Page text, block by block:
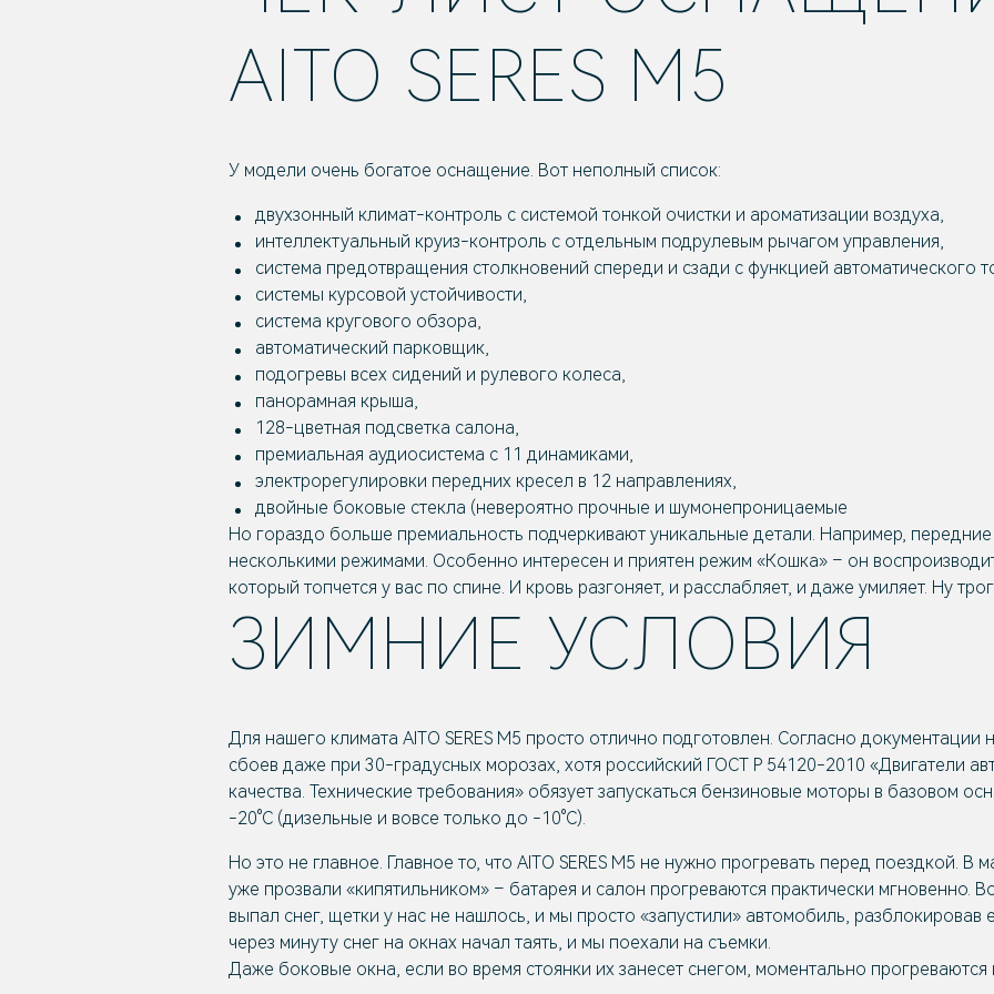
AITO SERES M5
У модели очень богатое оснащение. Вот неполный список:
двухзонный климат-контроль с системой тонкой очистки и ароматизации воздуха,
интеллектуальный круиз-контроль с отдельным подрулевым рычагом управления,
система предотвращения столкновений спереди и сзади с функцией автоматического
системы курсовой устойчивости,
система кругового обзора,
автоматический парковщик,
подогревы всех сидений и рулевого колеса,
панорамная крыша,
128-цветная подсветка салона,
премиальная аудиосистема с 11 динамиками,
электрорегулировки передних кресел в 12 направлениях,
двойные боковые стекла (невероятно прочные и шумонепроницаемые
Но гораздо больше премиальность подчеркивают уникальные детали. Например,
несколькими режимами. Особенно интересен и приятен режим «Кошка» – он
который топчется у вас по спине. И кровь разгоняет, и расслабляет, и даже умиляет. Ну
ЗИМНИЕ УСЛОВИЯ
Для нашего климата AITO SERES M5 просто отлично подготовлен. Согласно документации
сбоев даже при 30-градусных морозах, хотя российский ГОСТ Р 54120-2010 «Двигатели
качества. Технические требования» обязует запускаться бензиновые моторы в базовом
-20°С (дизельные и вовсе только до -10°С).
Но это не главное. Главное то, что AITO SERES M5 не нужно прогревать перед поездкой. В
уже прозвали «кипятильником» – батарея и салон прогреваются практически мгновенно.
выпал снег, щетки у нас не нашлось, и мы просто «запустили» автомобиль, разблокировав
через минуту снег на окнах начал таять, и мы поехали на съемки.
Даже боковые окна, если во время стоянки их занесет снегом, моментально прогреваются